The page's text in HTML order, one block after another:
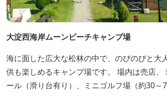
大淀西海岸ムーンビーチキャンプ場
海に面した広大な松林の中で、のびのびと大
供も楽しめるキャンプ場です。 場内は売店、
ール（滑り台有り）、ミニゴルフ場（約30～